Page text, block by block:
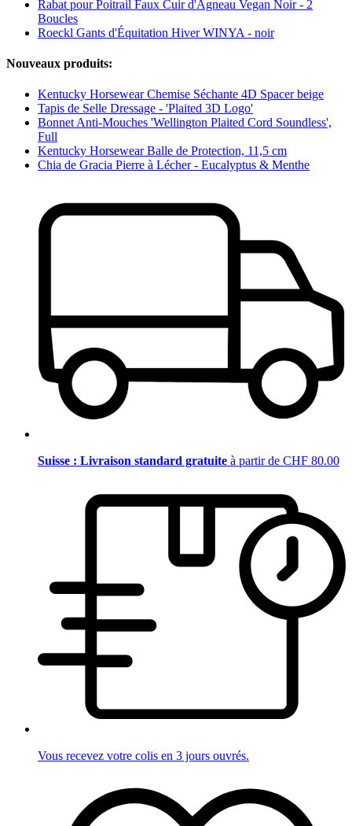
Rabat pour Poitrail Faux Cuir d'Agneau Vegan Noir - 2
Boucles
Roeckl Gants d'Équitation Hiver WINYA - noir
Nouveaux produits:
Kentucky Horsewear Chemise Séchante 4D Spacer beige
Tapis de Selle Dressage - 'Plaited 3D Logo'
Bonnet Anti-Mouches 'Wellington Plaited Cord Soundless',
Full
Kentucky Horsewear Balle de Protection, 11,5 cm
Chia de Gracia Pierre à Lécher - Eucalyptus & Menthe
Suisse : Livraison standard gratuite à partir de CHF 80.00
Vous recevez votre colis en 3 jours ouvrés.